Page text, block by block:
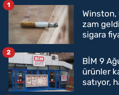
Winston,
zam
sigara
1
BİM 9
ürünler
satıyor,
2